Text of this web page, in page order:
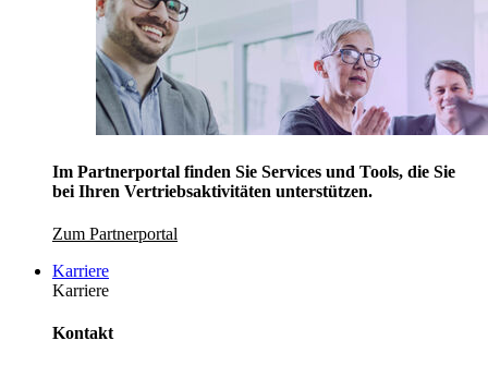
Im Partnerportal finden Sie Services und Tools, die Sie
bei Ihren Vertriebsaktivitäten unterstützen.
Zum Partnerportal
Karriere
Karriere
Kontakt